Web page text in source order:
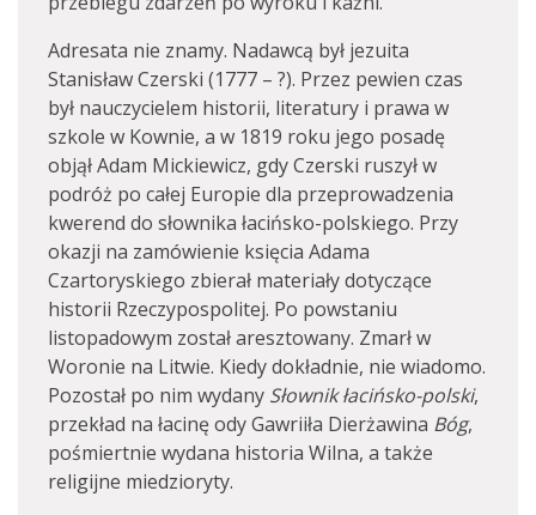
Adresata nie znamy. Nadawcą był jezuita
Stanisław Czerski (1777 – ?). Przez pewien czas
był nauczycielem historii, literatury i prawa w
szkole w Kownie, a w 1819 roku jego posadę
objął Adam Mickiewicz, gdy Czerski ruszył w
podróż po całej Europie dla przeprowadzenia
kwerend do słownika łacińsko-polskiego. Przy
okazji na zamówienie księcia Adama
Czartoryskiego zbierał materiały dotyczące
historii Rzeczypospolitej. Po powstaniu
listopadowym został aresztowany. Zmarł w
Woronie na Litwie. Kiedy dokładnie, nie wiadomo.
Pozostał po nim wydany Słownik łacińsko-polski,
przekład na łacinę ody Gawriiła Dierżawina Bóg,
pośmiertnie wydana historia Wilna, a także
religijne miedzioryty.